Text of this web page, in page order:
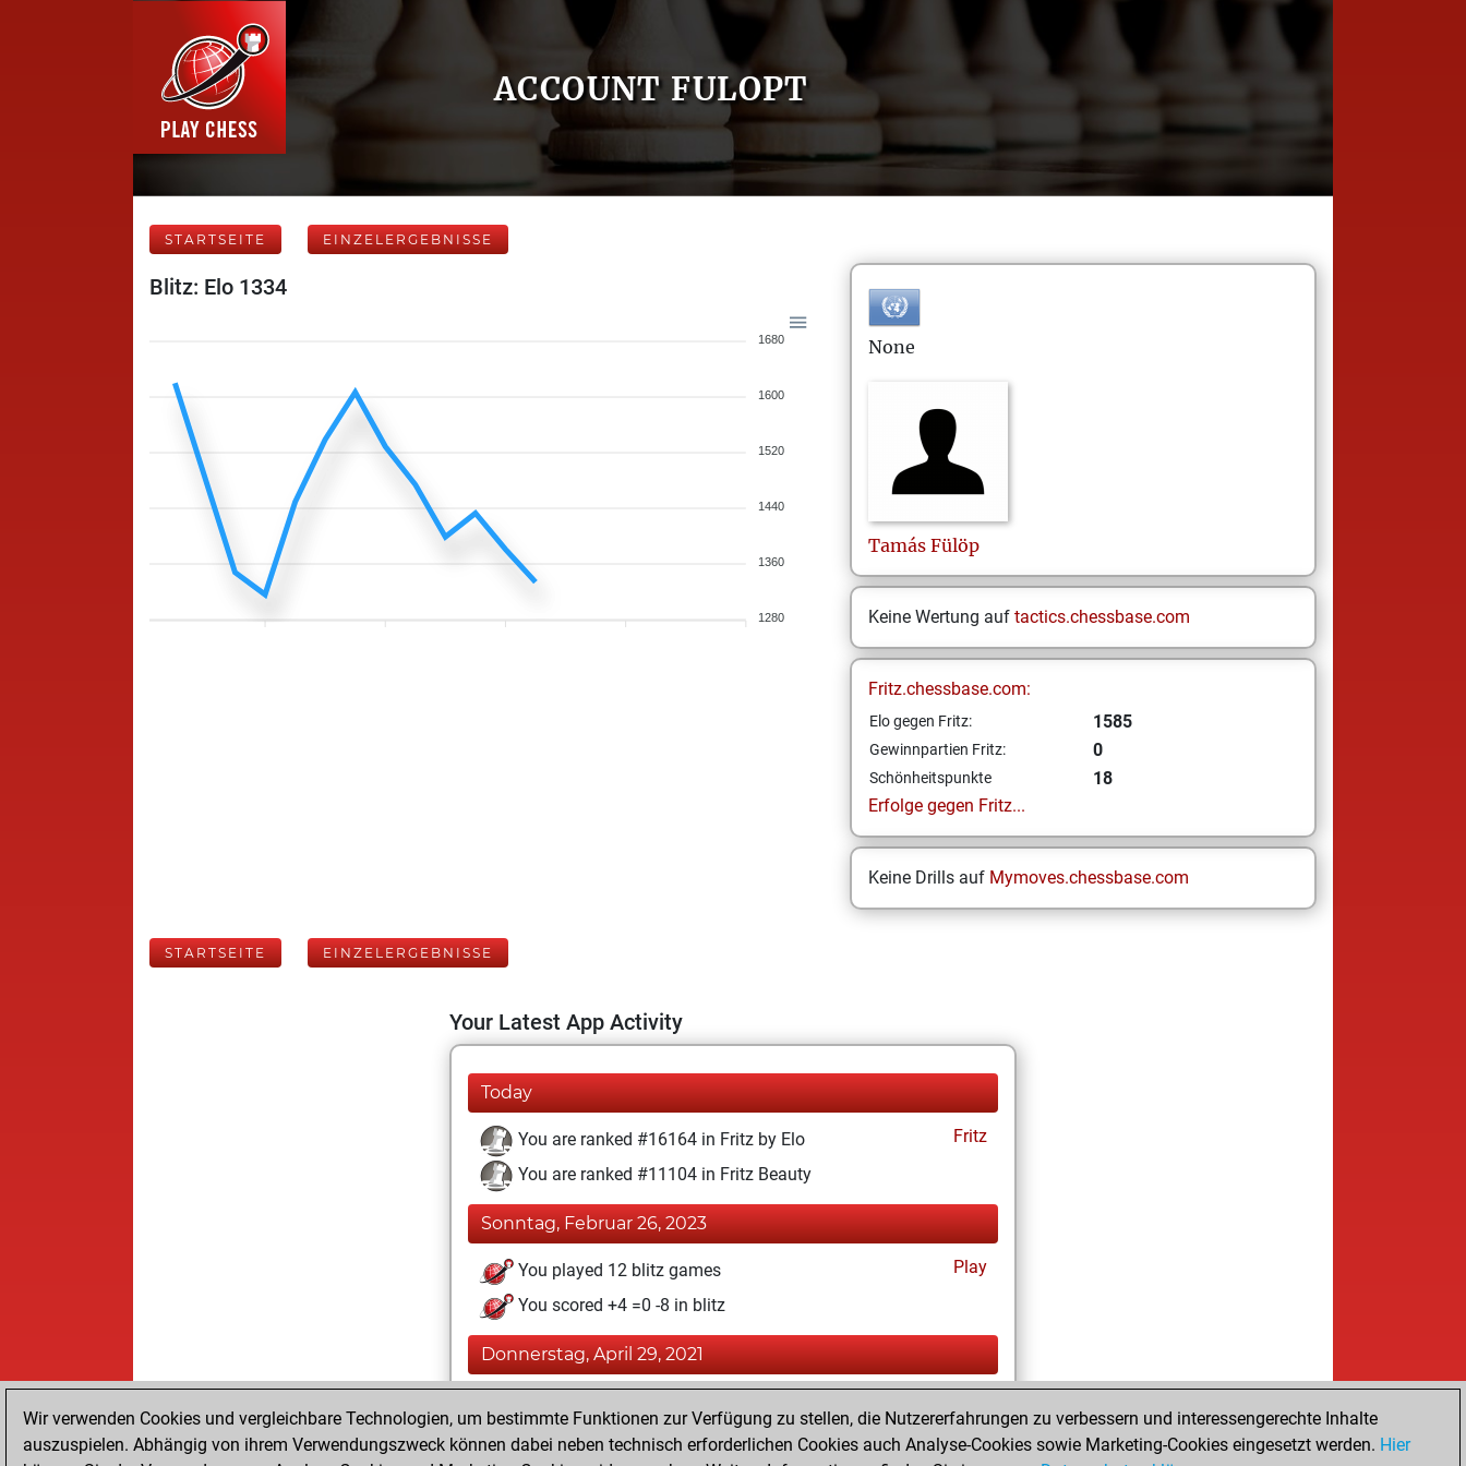
ACCOUNT FULOPT
STARTSEITE EINZELERGEBNISSE
Blitz: Elo 1334
1680
1600
1520
1440
1360
1280
None
Tamás Fülöp
Keine Wertung auf tactics.chessbase.com
Fritz.chessbase.com:
Elo gegen Fritz: 1585
Gewinnpartien Fritz: 0
Schönheitspunkte
18
Erfolge gegen Fritz...
Keine Drills auf Mymoves.chessbase.com
STARTSEITE EINZELERGEBNISSE
Your Latest App Activity
Today
You are ranked #16164 in Fritz by Elo
Fritz
You are ranked #11104 in Fritz Beauty
Sonntag, Februar 26, 2023
You played 12 blitz games
Play
You scored +4 =0 -8 in blitz
Donnerstag, April 29, 2021
You achieved a new Elo of 1585
Wir verwenden Cookies und vergleichbare Technologien, um bestimmte Funktionen zur Verfügung zu stellen, die Nutzererfahrungen zu verbessern und interessengerechte Inhalte
auszuspielen. Abhängig von ihrem Verwendungszweck können dabei neben technisch erforderlichen Cookies auch Analyse-Cookies sowie Marketing-Cookies eingesetzt werden. Hier